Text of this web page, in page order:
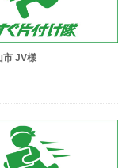
市 JV様